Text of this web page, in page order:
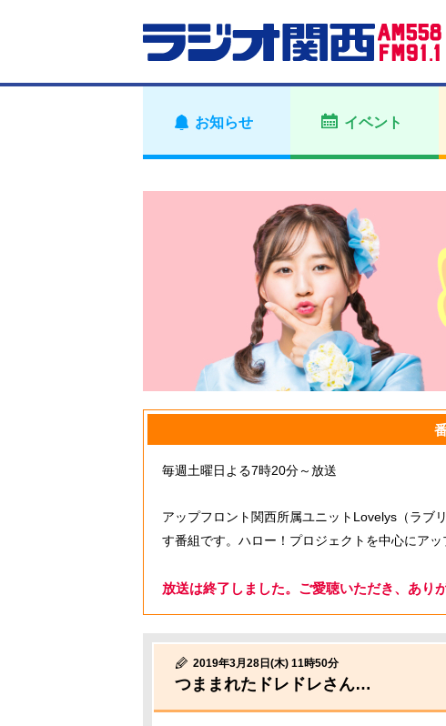
お知らせ イベント
毎週土曜日よる7時20分～放送
アップフロント関西所属ユニットLovelys（ラブ
す番組です。ハロー！プロジェクトを中心にア
放送は終了しました。ご愛聴いただき、あり
2019年3月28日(木) 11時50分
つままれたドレドレさん…